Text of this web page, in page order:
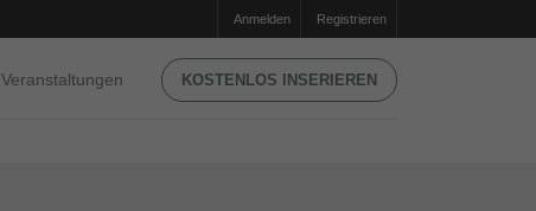
Anmelden Registrieren
Veranstaltungen KOSTENLOS INSERIEREN